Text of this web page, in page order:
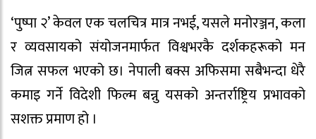
‘पुष्पा २’ केवल एक चलचित्र मात्र नभई, यसले मनोरञ्जन, कला
र व्यवसायको संयोजनमार्फत विश्वभरकै दर्शकहरूको मन
जित्न सफल भएको छ। नेपाली बक्स अफिसमा सबैभन्दा धेरै
कमाइ गर्ने विदेशी फिल्म बन्नु यसको अन्तर्राष्ट्रिय प्रभावको
सशक्त प्रमाण हो ।